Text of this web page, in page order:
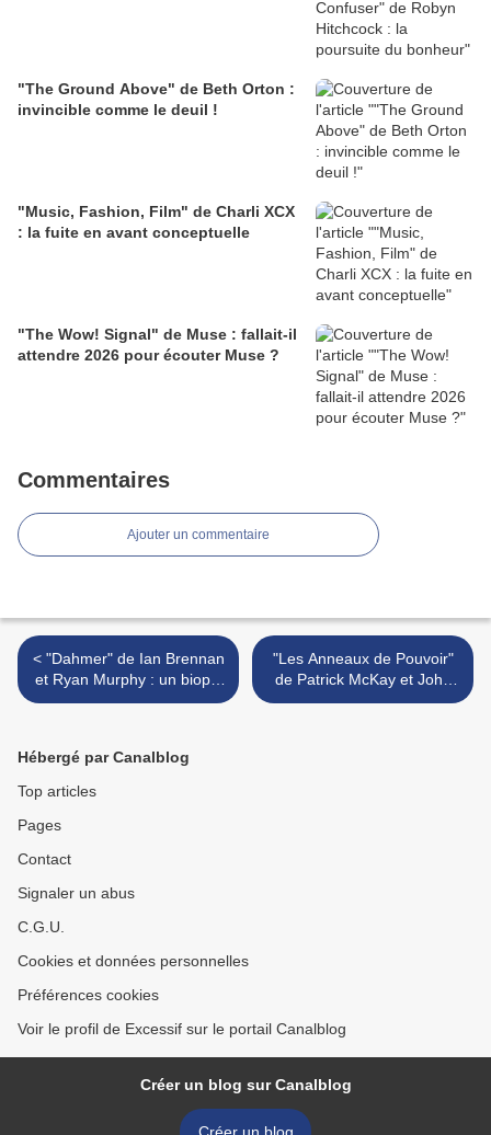
"The Ground Above" de Beth Orton :
invincible comme le deuil !
"Music, Fashion, Film" de Charli XCX
: la fuite en avant conceptuelle
"The Wow! Signal" de Muse : fallait-il
attendre 2026 pour écouter Muse ?
Commentaires
Ajouter un commentaire
< "Dahmer" de Ian Brennan
et Ryan Murphy : un biopic
d’exception sur un sujet
"Les Anneaux de Pouvoir"
de Patrick McKay et John
D. Payne : Amazon : 0 –
Hébergé par Canalblog
Top articles
Pages
Contact
Signaler un abus
C.G.U.
Cookies et données personnelles
Préférences cookies
Voir le profil de Excessif sur le portail Canalblog
Créer un blog sur Canalblog